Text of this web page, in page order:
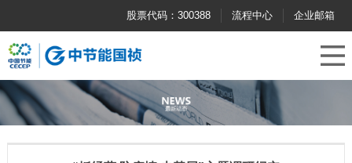
企业邮箱
流程中心
股票代码：300388